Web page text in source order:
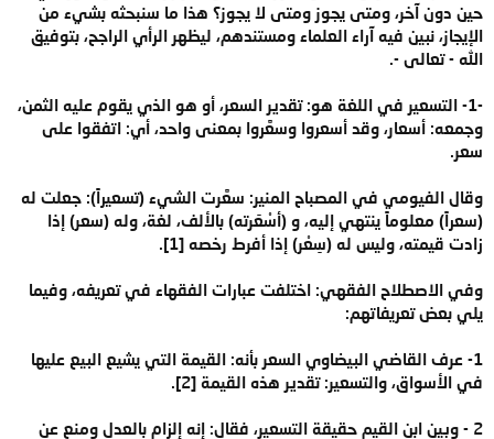
حين دون آخر، ومتى يجوز ومتى لا يجوز؟ هذا ما سنبحثه بشيء من
الإيجاز، نبين فيه آراء العلماء ومستندهم، ليظهر الرأي الراجح، بتوفيق
الله - تعالى -.
-1- التسعير في اللغة هو: تقدير السعر، أو هو الذي يقوم عليه الثمن،
وجمعه: أسعار، وقد أسعروا وسعَّروا بمعنى واحد، أي: اتفقوا على
سعر.
وقال الفيومي في المصباح المنير: سعَّرت الشيء (تسعيراً): جعلت له
(سعراً) معلوماً ينتهي إليه، و (أسْعَرته) بالألف، لغة، وله (سعر) إذا
زادت قيمته، وليس له (سِعْر) إذا أفرط رخصه [1].
وفي الاصطلاح الفقهي: اختلفت عبارات الفقهاء في تعريفه، وفيما
يلي بعض تعريفاتهم:
1- عرف القاضي البيضاوي السعر بأنه: القيمة التي يشيع البيع عليها
في الأسواق، والتسعير: تقدير هذه القيمة [2].
2 - وبين ابن القيم حقيقة التسعير، فقال: إنه إلزام بالعدل ومنع عن